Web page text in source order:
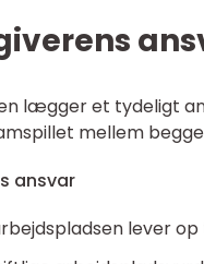
lægger et tydeligt
mellem
ansvar
lever op